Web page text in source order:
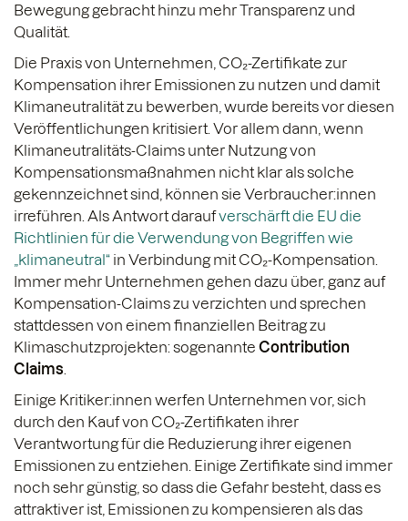
Bewegung gebracht hinzu mehr Transparenz und
Qualität.
Die Praxis von Unternehmen, CO₂-Zertifikate zur
Kompensation ihrer Emissionen zu nutzen und damit
Klimaneutralität zu bewerben, wurde bereits vor diesen
Veröffentlichungen kritisiert. Vor allem dann, wenn
Klimaneutralitäts-Claims unter Nutzung von
Kompensationsmaßnahmen nicht klar als solche
gekennzeichnet sind, können sie Verbraucher:innen
irreführen. Als Antwort daraufverschärft die EU die
Richtlinien für die Verwendung von Begriffen wie
„klimaneutral“ in Verbindung mit CO₂-Kompensation.
Immer mehr Unternehmen gehen dazu über, ganz auf
Kompensation-Claims zu verzichten und sprechen
stattdessen von einem finanziellen Beitrag zu
Klimaschutzprojekten: sogenannte Contribution
Claims
Einige Kritiker:innen werfen Unternehmen vor, sich
durch den Kauf von CO₂-Zertifikaten ihrer
Verantwortung für die Reduzierung ihrer eigenen
Emissionen zu entziehen. Einige Zertifikate sind immer
noch sehr günstig, so dass die Gefahr besteht, dass es
attraktiver ist, Emissionen zu kompensieren als das